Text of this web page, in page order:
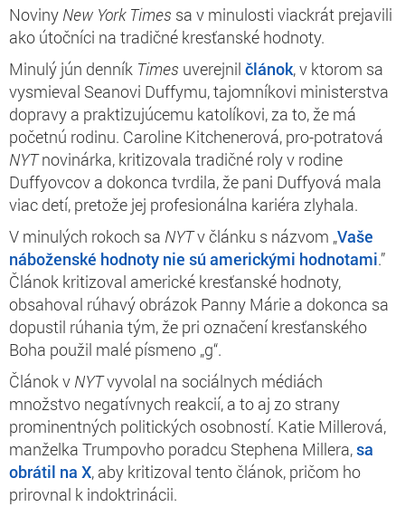
Noviny New York Times sa v minulosti viackrát prejavili
ako útočníci na tradičné kresťanské hodnoty.
Minulý jún denník Times uverejnil článok, v ktorom sa
vysmieval Seanovi Duffymu, tajomníkovi ministerstva
dopravy a praktizujúcemu katolíkovi, za to, že má
početnú rodinu. Caroline Kitchenerová, pro-potratová
NYTnovinárka, kritizovala tradičné roly v rodine
Duffyovcov a dokonca tvrdila, že pani Duffyová mala
viac detí, pretože jej profesionálna kariéra zlyhala.
V minulých rokoch sa NYTv článku s názvom „Vaše
náboženské hodnoty nie sú americkými hodnotami.”
Článok kritizoval americké kresťanské hodnoty,
obsahoval rúhavý obrázok Panny Márie a dokonca sa
dopustil rúhania tým, že pri označení kresťanského
Boha použil malé písmeno „g“.
Článok v NYTvyvolal na sociálnych médiách
množstvo negatívnych reakcií, a to aj zo strany
prominentných politických osobností. Katie Millerová,
manželka Trumpovho poradcu Stephena Millera,sa
obrátil na X, aby kritizoval tento článok, pričom ho
prirovnal k indoktrinácii.